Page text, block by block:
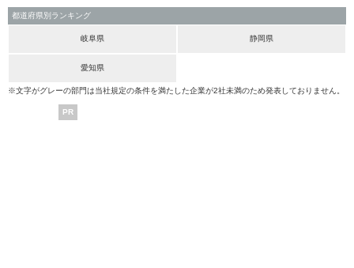
都道府県別ランキング
岐阜県 静岡県
愛知県
※文字がグレーの部門は当社規定の条件を満たした企業が2社未満のため発表しておりません。
PR